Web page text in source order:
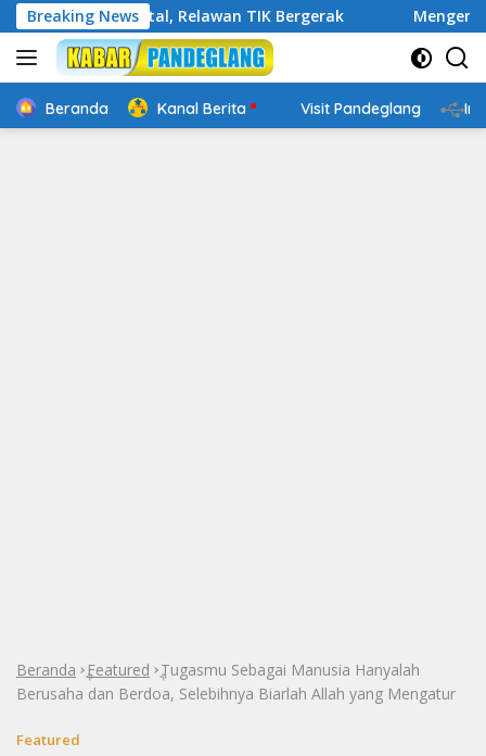
Langsung
ke
konten
Breaking News
Digital, Relawan TIK Bergerak Mengenal Website
Beranda Kanal Berita Visit Pandeglang
Beranda »Featured »Tugasmu Sebagai Manusia Hanyalah
Berusaha dan Berdoa, Selebihnya Biarlah Allah yang Mengatur
Featured